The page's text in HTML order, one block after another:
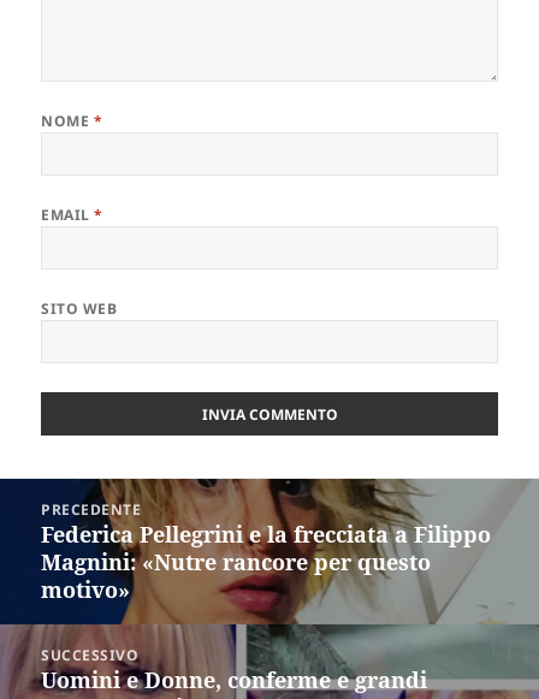
NOME *
EMAIL*
SITO WEB
Navigazione
articoliPRECEDENTE
Articolo
precedente:
Federica Pellegrini e la frecciata a Filippo
Magnini: «Nutre rancore per questo
motivo»
SUCCESSIVO
Articolo
Uomini e Donne, conferme e grandi